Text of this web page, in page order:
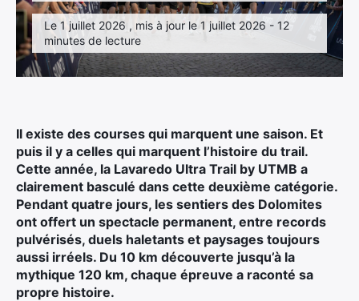
Le 1 juillet 2026 , mis à jour le 1 juillet 2026 - 12
minutes de lecture
Il existe des courses qui marquent une saison. Et
puis il y a celles qui marquent l’histoire du trail.
Cette année, la Lavaredo Ultra Trail by UTMB a
clairement basculé dans cette deuxième catégorie.
Pendant quatre jours, les sentiers des Dolomites
ont offert un spectacle permanent, entre records
pulvérisés, duels haletants et paysages toujours
aussi irréels. Du 10 km découverte jusqu’à la
mythique 120 km, chaque épreuve a raconté sa
propre histoire.
Grand Tour du Bassin d’Arcachon
TA PRÉPA SUR-MESURE